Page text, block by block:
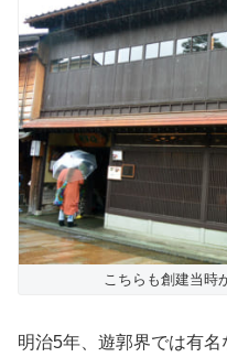
こちらも創建当時
明治5年、遊郭界では有名